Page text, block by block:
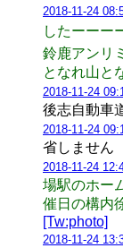
2018-11-24
したーーーーー
鈴鹿アンリ
となれ山と
2018-11-24
後志自動車
2018-11-24
省しません
2018-11-24
場駅のホー
催日の構内
[Tw:photo]
2018-11-24